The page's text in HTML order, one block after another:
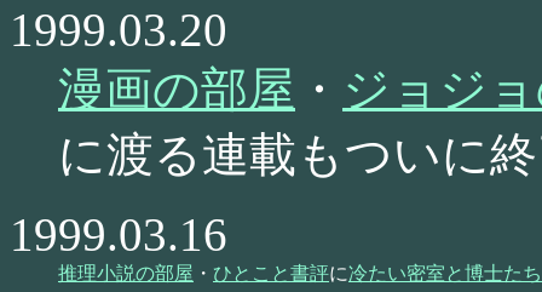
1999.03.20
漫画の部屋 ・ ジョジ
に渡る連載もついに
1999.03.16
推理小説の部屋 ・ ひとこと書評に冷たい密室と博士た